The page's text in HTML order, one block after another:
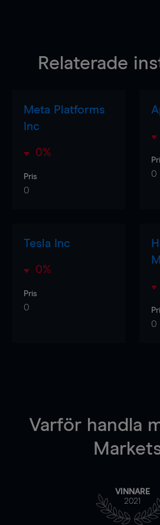
Relaterade
Meta Platforms
Inc
0%
Pris
0
0
Tesla Inc
0%
Pris
0
0
Varför handla
VINNARE
2021